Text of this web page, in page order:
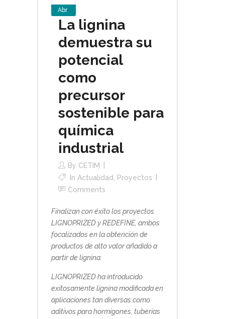
Abr
La lignina
demuestra su
potencial
como
precursor
sostenible para
química
industrial
By CETIM
In Actualidad, Proyectos
Comments
Finalizan con éxito los proyectos
LIGNOPRIZED y REDEFINE, ambos
focalizados en la obtención de
productos de alto valor añadido a
partir de lignina.
LIGNOPRIZED ha introducido
exitosamente lignina modificada en
aplicaciones tan diversas como
aditivos para hormigones, tuberías